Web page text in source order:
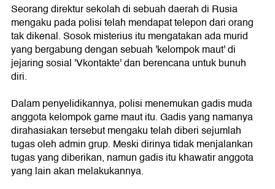
Seorang direktur sekolah di sebuah daerah di Rusia
mengaku pada polisi telah mendapat telepon dari orang
tak dikenal. Sosok misterius itu mengatakan ada murid
yang bergabung dengan sebuah 'kelompok maut' di
jejaring sosial 'Vkontakte' dan berencana untuk bunuh
diri.
Dalam penyelidikannya, polisi menemukan gadis muda
anggota kelompok game maut itu. Gadis yang namanya
dirahasiakan tersebut mengaku telah diberi sejumlah
tugas oleh admin grup. Meski dirinya tidak menjalankan
tugas yang diberikan, namun gadis itu khawatir anggota
yang lain akan melakukannya.